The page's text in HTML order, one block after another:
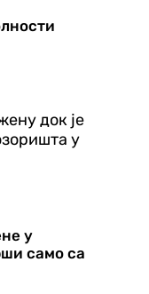
док је
у
у
само са